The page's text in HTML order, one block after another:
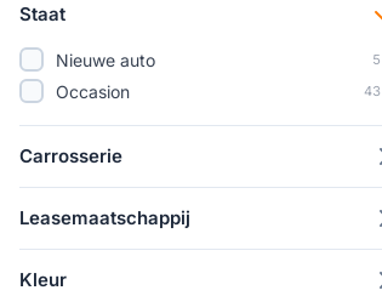
35.000 km 3
Staat
Nieuwe auto 5
Occasion 43
Carrosserie
Leasemaatschappij
Kleur